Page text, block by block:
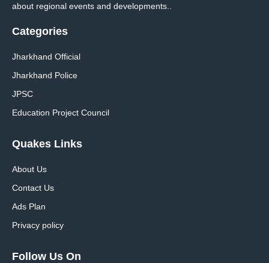
about regional events and developments..
Categories
Jharkhand Official
Jharkhand Police
JPSC
Education Project Council
Quakes Links
About Us
Contact Us
Ads Plan
Privacy policy
Follow Us On